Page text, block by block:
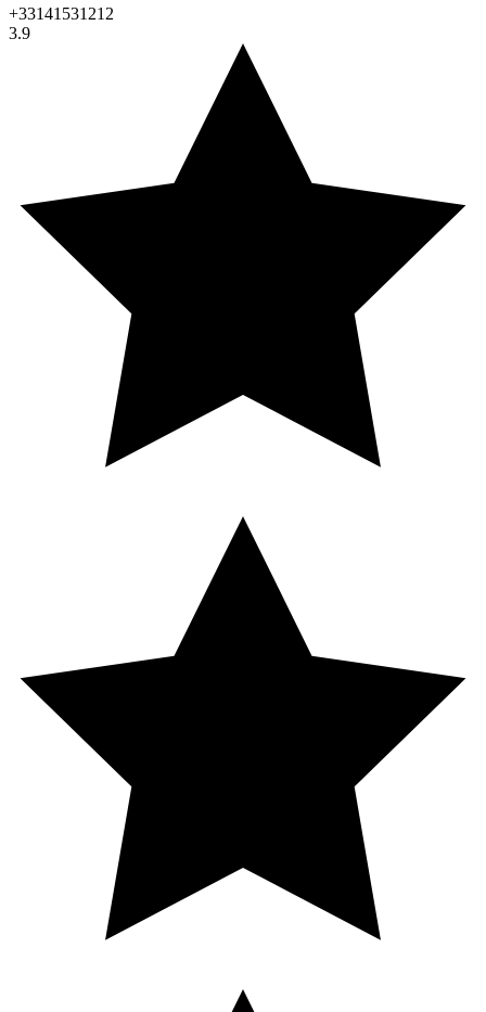
+33141531212
3.9